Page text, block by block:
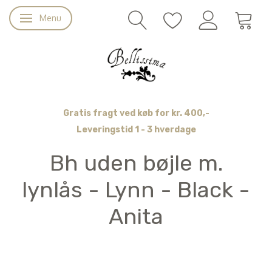
Skifte navigation
Menu
Gratis fragt ved køb for kr. 400,-
Leveringstid 1 - 3 hverdage
Bh uden bøjle m.
lynlås - Lynn - Black -
Anita